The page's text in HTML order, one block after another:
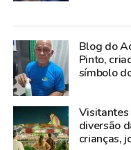
Blog do
Pinto,
símbolo
diversão
crianças,